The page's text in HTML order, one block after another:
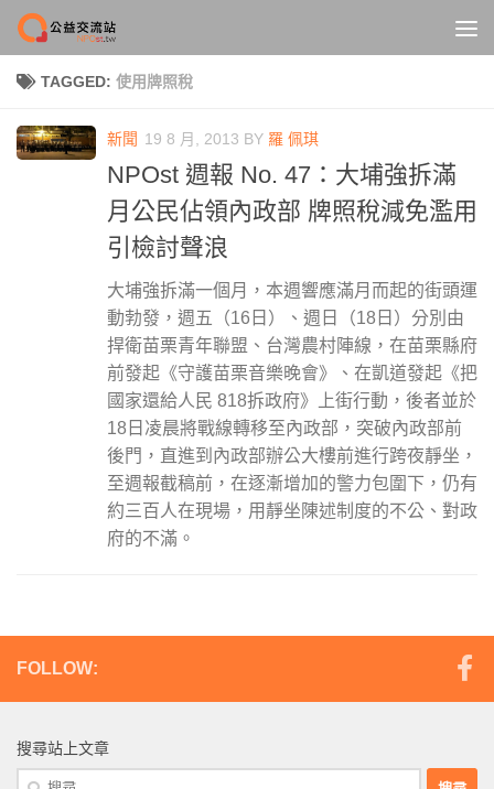
Skip to content
TAGGED: 使用牌照稅
新聞 19 8 月, 2013 BY 羅 佩琪
NPOst 週報 No. 47：大埔強拆滿
月公民佔領內政部 牌照稅減免濫用
引檢討聲浪
大埔強拆滿一個月，本週響應滿月而起的街頭運
動勃發，週五（16日）、週日（18日）分別由
捍衛苗栗青年聯盟、台灣農村陣線，在苗栗縣府
前發起《守護苗栗音樂晚會》、在凱道發起《把
國家還給人民 818拆政府》上街行動，後者並於
18日凌晨將戰線轉移至內政部，突破內政部前
後門，直進到內政部辦公大樓前進行跨夜靜坐，
至週報截稿前，在逐漸增加的警力包圍下，仍有
約三百人在現場，用靜坐陳述制度的不公、對政
府的不滿。
FOLLOW:
搜尋站上文章
搜